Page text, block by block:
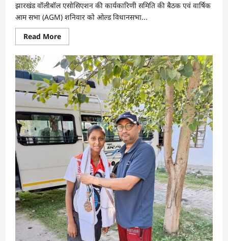
झारखंड वॉलीबॉल एसोसिएशन की कार्यकारिणी समिति की बैठक एवं वार्षिक
आम सभा (AGM) शनिवार को ओल्ड विधानसभा...
Read MoreRead
more
झारखंड
वॉलीबॉल
एसोसिएशन
की
कार्यकारिणी
समिति
एवं
वार्षिक
आम
सभा
(AGM)
संपन्न